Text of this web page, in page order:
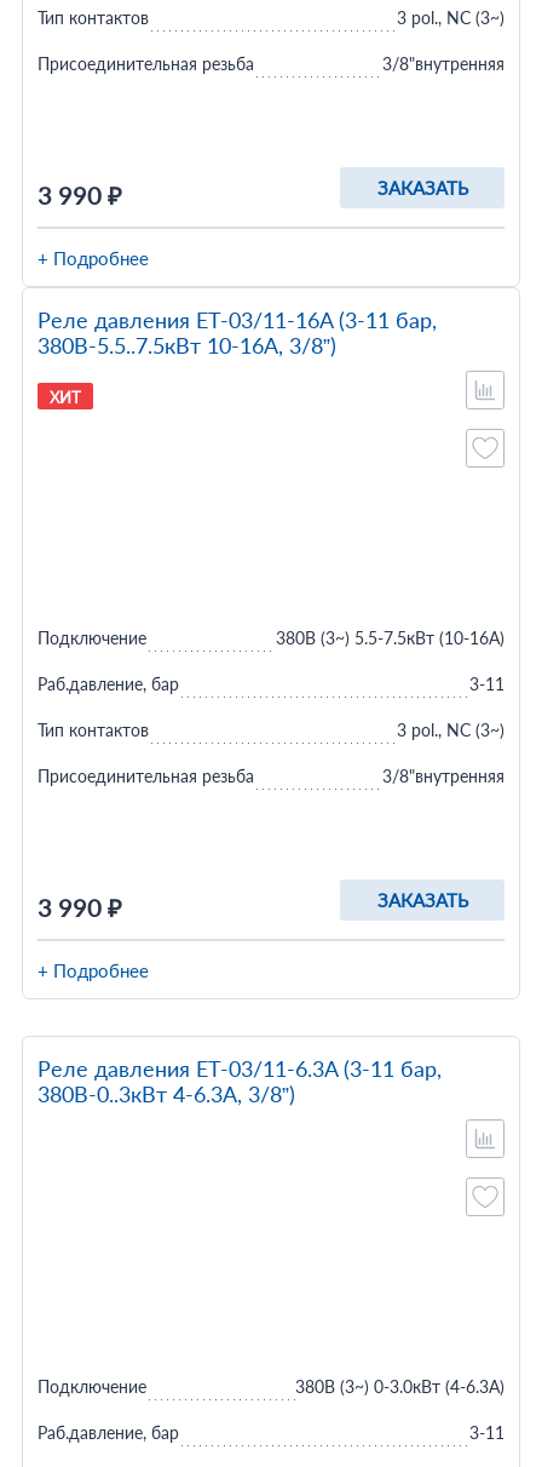
3 990 ₽ ЗАКАЗАТЬ
Тип контактов 3 pol., NC (3~)
Присоединительная резьба 3/8"внутренняя
+ Подробнее
Реле давления ET-03/11-16A (3-11 бар,
380В-5.5..7.5кВт 10-16A, 3/8”)
ХИТ
3 990 ₽ ЗАКАЗАТЬ
Подключение 380В (3~) 5.5-7.5кВт (10-16A)
Раб.давление, бар 3-11
Тип контактов 3 pol., NC (3~)
Присоединительная резьба 3/8"внутренняя
+ Подробнее
Реле давления ET-03/11-6.3A (3-11 бар,
380В-0..3кВт 4-6.3A, 3/8”)
Подключение 380В (3~) 0-3.0кВт (4-6.3A)
Раб.давление, бар 3-11